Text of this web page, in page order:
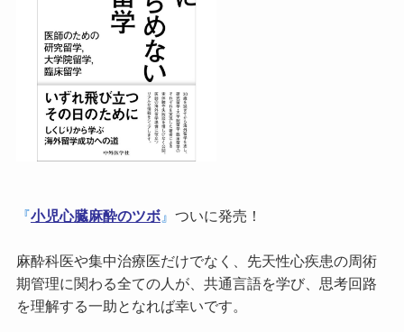
『小児心臓麻酔のツボ』 ついに発売！
麻酔科医や集中治療医だけでなく、先天性心疾患の周術
期管理に関わる全ての人が、共通言語を学び、思考回路
を理解する一助となれば幸いです。